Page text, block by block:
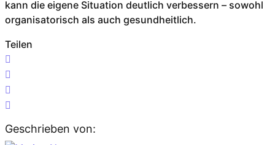
kann die eigene Situation deutlich verbessern – sowohl
organisatorisch als auch gesundheitlich.
Teilen
Geschrieben von: